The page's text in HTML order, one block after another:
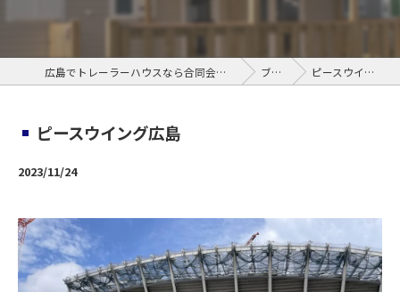
広島でトレーラーハウスなら合同会社サンクビジョン ブログ ピースウイング広島
ピースウイング広島
2023/11/24